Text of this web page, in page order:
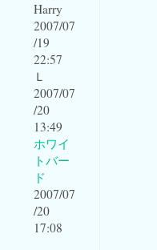
Harry
2007/07
/19
22:57
Ｌ
2007/07
/20
13:49
ホワイ
トバー
ド
2007/07
/20
17:08